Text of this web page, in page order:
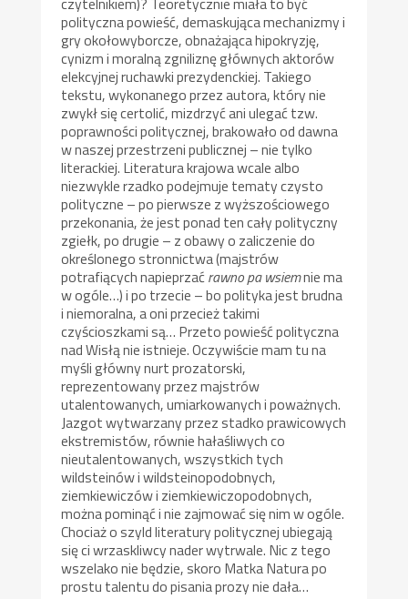
polityczna powieść, demaskująca mechanizmy i
gry okołowyborcze, obnażająca hipokryzję,
cynizm i moralną zgniliznę głównych aktorów
elekcyjnej ruchawki prezydenckiej. Takiego
tekstu, wykonanego przez autora, który nie
zwykł się certolić, mizdrzyć ani ulegać tzw.
poprawności politycznej, brakowało od dawna
w naszej przestrzeni publicznej – nie tylko
literackiej. Literatura krajowa wcale albo
niezwykle rzadko podejmuje tematy czysto
polityczne – po pierwsze z wyższościowego
przekonania, że jest ponad ten cały polityczny
zgiełk, po drugie – z obawy o zaliczenie do
określonego stronnictwa (majstrów
potrafiących napieprzaćrawno pa wsiemnie ma
w ogóle…) i po trzecie – bo polityka jest brudna
i niemoralna, a oni przecież takimi
czyścioszkami są… Przeto powieść polityczna
nad Wisłą nie istnieje. Oczywiście mam tu na
myśli główny nurt prozatorski,
reprezentowany przez majstrów
utalentowanych, umiarkowanych i poważnych.
Jazgot wytwarzany przez stadko prawicowych
ekstremistów, równie hałaśliwych co
nieutalentowanych, wszystkich tych
wildsteinów i wildsteinopodobnych,
ziemkiewiczów i ziemkiewiczopodobnych,
można pominąć i nie zajmować się nim w ogóle.
Chociaż o szyld literatury politycznej ubiegają
się ci wrzaskliwcy nader wytrwale. Nic z tego
wszelako nie będzie, skoro Matka Natura po
prostu talentu do pisania prozy nie dała…